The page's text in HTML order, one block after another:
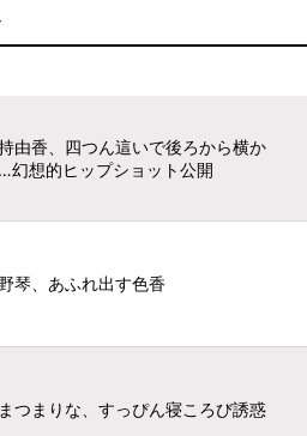
由香、四つん這いで後ろから横か
幻想的ヒップショット公開
琴、あふれ出す色香
つまりな、すっぴん寝ころび誘惑